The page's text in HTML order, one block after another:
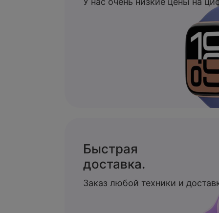
Быстрая
доставка.
Заказ любой техники и